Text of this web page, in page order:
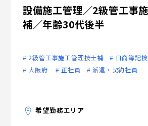
設備施工管理／2級管工事
補／年齢30代後半
# 2級管工事施工管理技士補 # 日商簿記
# 大阪府
# 正社員 # 派遣・契約社員
希望勤務エリア